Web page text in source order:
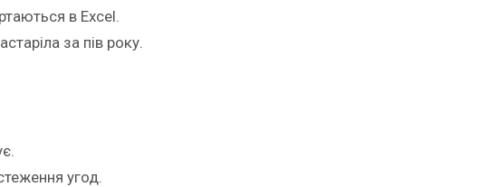
в Excel.
за пів року.
угод.